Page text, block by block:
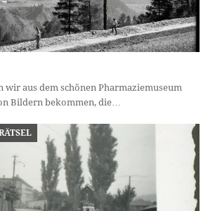
wir aus dem schönen Pharmaziemuseum
Bildern bekommen, die…